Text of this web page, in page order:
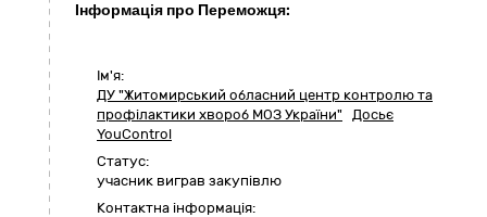
Інформація про Переможця:
Ім'я:
ДУ "Житомирський обласний центр контролю та
профілактики хвороб МОЗ України" Досьє
YouControl
Статус:
учасник виграв закупівлю
Контактна інформація: